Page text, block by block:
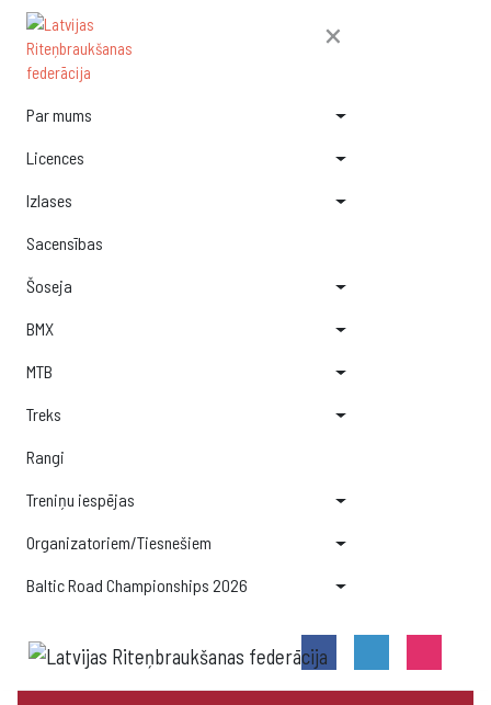
×
Par mums
Licences
Izlases
Sacensības
Šoseja
BMX
MTB
Treks
Rangi
Treniņu iespējas
Organizatoriem/Tiesnešiem
Baltic Road Championships 2026